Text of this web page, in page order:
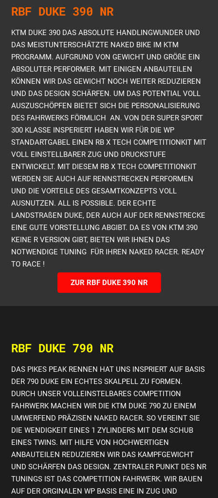
RBF DUKE 390 NR
KTM DUKE 390 DAS ABSOLUTE HANDLINGWUNDER UND
DAS MEISTUNTERSCHÄTZTE NAKED BIKE IM KTM
PROGRAMM. AUFGRUND VON GEWICHT UND GRÖßE EIN
ABSOLUTER PERFORMER. MIT EINIGEN ANBAUTEILEN
KÖNNEN WIR DAS GEWICHT NOCH WEITER REDUZIEREN
UND DAS DESIGN SCHÄRFEN. UM DAS POTENTIAL VOLL
AUSZUSCHÖPFEN BIETET SICH DIE PERSONALISIERUNG
DES FAHRWERKS FÖRMLICH AN. VON DER SUPER SPORT
300 KLASSE INSPERIERT HABEN WIR FÜR DIE WP
STANDARTGABEL EINEN RB X TECH COMPETITIONKIT MIT
VOLL EINSTELLBARER ZUG UND DRUCKSTUFE
ENTWICKELT. MIT DIESEM RB X TECH COMPETITIONKIT
WERDEN SIE AUCH AUF RENNSTRECKEN PERFORMEN
UND DIE VORTEILE DES GESAMTKONZEPTS VOLL
AUSNUTZEN. ALL IS POSSIBLE. DER ECHTE
LANDSTRAßEN DUKE, DER AUCH AUF DER RENNSTRECKE
EINE GUTE VORSTELLUNG ABGIBT. DA ES VON KTM 390
KEINE R VERSION GIBT, BIETEN WIR IHNEN DAS
NOTWENDIGE TUNING FÜR IHREN NAKED RACER. READY
TO RACE !
ZUR RBF DUKE 390 NR
RBF DUKE 790 NR
DAS PIKES PEAK RENNEN HAT UNS INSPRIERT AUF BASIS
DER 790 DUKE EIN ECHTES SKALPELL ZU FORMEN.
DURCH UNSER VOLLEINSTELBARES COMPETITION
FAHRWERK MACHEN WIR DIE KTM DUKE 790 ZU EINEM
UMWERFEND PRÄZISEN NAKED RACER. SO VEREINT SIE
DIE WENDIGKEIT EINES 1 ZYLINDERS MIT DEM SCHUB
EINES TWINS. MIT HILFE VON HOCHWERTIGEN
ANBAUTEILEN REDUZIEREN WIR DAS KAMPFGEWICHT
UND SCHÄRFEN DAS DESIGN. ZENTRALER PUNKT DES NR
TUNINGS IST DAS COMPETITION FAHRWERK. WIR BAUEN
AUF DER ORGINALEN WP BASIS EINE IN ZUG UND